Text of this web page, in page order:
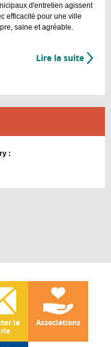
d'entretien agissent
efficacité pour une ville
saine et agréable.
Lire la suite de
des
:
la
Associations